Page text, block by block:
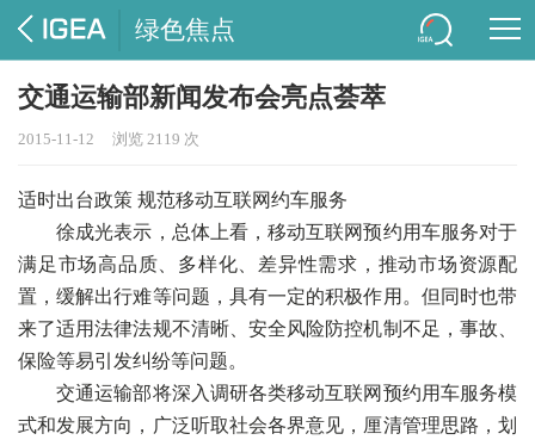
绿色焦点
交通运输部新闻发布会亮点荟萃
2015-11-12 浏览 2119 次
适时出台政策 规范移动互联网约车服务
徐成光表示，总体上看，移动互联网预约用车服务对于
满足市场高品质、多样化、差异性需求，推动市场资源配
置，缓解出行难等问题，具有一定的积极作用。但同时也带
来了适用法律法规不清晰、安全风险防控机制不足，事故、
保险等易引发纠纷等问题。
交通运输部将深入调研各类移动互联网预约用车服务模
式和发展方向，广泛听取社会各界意见，厘清管理思路，划